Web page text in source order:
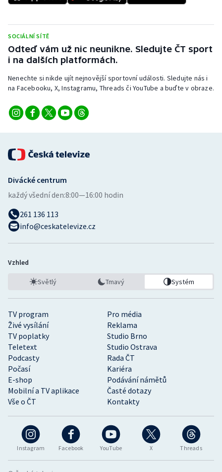
SOCIÁLNÍ SÍTĚ
Odteď vám už nic neunikne. Sledujte ČT sport
i na dalších platformách.
Nenechte si nikde ujít nejnovější sportovní události. Sledujte nás i
na Facebooku, X, Instagramu, Threads či YouTube a buďte v obraze.
Instagram Facebook YouTube X Threads
TV program
Pro média
Živé vysílání
Reklama
TV poplatky
Studio Brno
Teletext
Studio Ostrava
Podcasty
Rada ČT
Počasí
Kariéra
E-shop
Podávání námětů
Mobilní a TV aplikace
Časté dotazy
Vše o ČT
Kontakty
Divácké centrum
každý všední den:8:00—16:00 hodin
261 136 113
info@ceskatelevize.cz
Vzhled
Světlý Tmavý Systém